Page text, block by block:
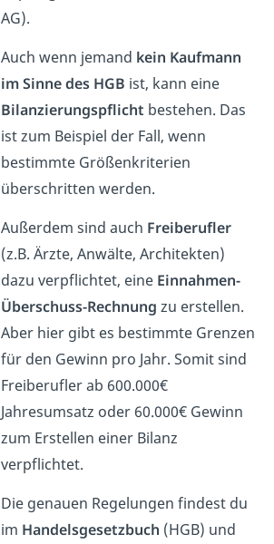
AG).
Auch wenn jemand kein Kaufmann
im Sinne des HGB ist, kann eine
Bilanzierungspflicht bestehen. Das
ist zum Beispiel der Fall, wenn
bestimmte Größenkriterien
überschritten werden.
Außerdem sind auch Freiberufler
(z.B. Ärzte, Anwälte, Architekten)
dazu verpflichtet, eine Einnahmen-
Überschuss-Rechnung zu erstellen.
Aber hier gibt es bestimmte Grenzen
für den Gewinn pro Jahr. Somit sind
Freiberufler ab 600.000€
Jahresumsatz oder 60.000€ Gewinn
zum Erstellen einer Bilanz
verpflichtet.
Die genauen Regelungen findest du
im Handelsgesetzbuch (HGB) und